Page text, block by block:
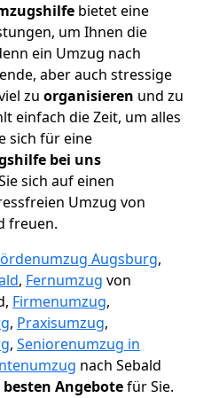
bietet eine
um Ihnen die
ein Umzug nach
aber auch stressige
zu organisieren und zu
einfach die Zeit, um alles
sich für eine
bei uns
sich auf einen
Umzug von
freuen.
Augsburg,
, Fernumzug von
Firmenumzug,
, Praxisumzug,
, Seniorenumzug in
nach Sebald
Angebotefür Sie.